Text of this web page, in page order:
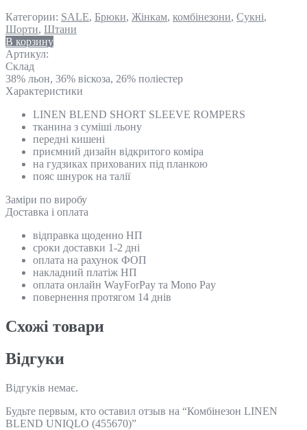
Категории: SALE, Брюки, Жінкам, комбінезони, Сукні,
Шорти, Штани
В корзину
Артикул:
Склад
38% льон, 36% віскоза, 26% поліестер
Характеристики
LINEN BLEND SHORT SLEEVE ROMPERS
тканина з суміші льону
передні кишені
приємний дизайн відкритого коміра
на гудзиках прихованих під планкою
пояс шнурок на талії
Замiри по виробу
Доставка і оплата
відправка щоденно НП
сроки доставки 1-2 дні
оплата на рахунок ФОП
накладний платіж НП
оплата онлайн WayForPay та Mono Pay
повернення протягом 14 днів
Схожi товари
Відгуки
Відгуків немає.
Будьте первым, кто оставил отзыв на “Комбінезон LINEN
BLEND UNIQLO (455670)”